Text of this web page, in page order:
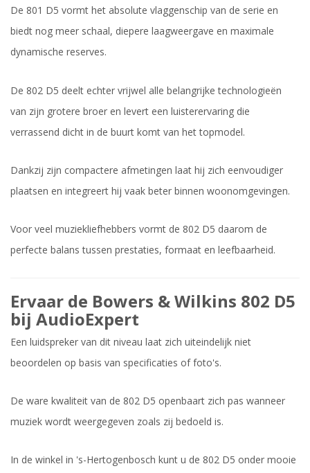
De 801 D5 vormt het absolute vlaggenschip van de serie en
biedt nog meer schaal, diepere laagweergave en maximale
dynamische reserves.
De 802 D5 deelt echter vrijwel alle belangrijke technologieën
van zijn grotere broer en levert een luisterervaring die
verrassend dicht in de buurt komt van het topmodel.
Dankzij zijn compactere afmetingen laat hij zich eenvoudiger
plaatsen en integreert hij vaak beter binnen woonomgevingen.
Voor veel muziekliefhebbers vormt de 802 D5 daarom de
perfecte balans tussen prestaties, formaat en leefbaarheid.
Ervaar de Bowers & Wilkins 802 D5
bij AudioExpert
Een luidspreker van dit niveau laat zich uiteindelijk niet
beoordelen op basis van specificaties of foto's.
De ware kwaliteit van de 802 D5 openbaart zich pas wanneer
muziek wordt weergegeven zoals zij bedoeld is.
In de winkel in 's-Hertogenbosch kunt u de 802 D5 onder mooie